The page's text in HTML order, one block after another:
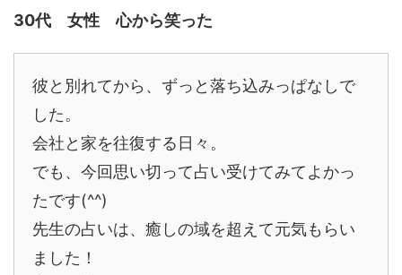
30代 女性 心から笑った
彼と別れてから、ずっと落ち込みっぱなしで
した。
会社と家を往復する日々。
でも、今回思い切って占い受けてみてよかっ
たです(^^)
先生の占いは、癒しの域を超えて元気もらい
ました！